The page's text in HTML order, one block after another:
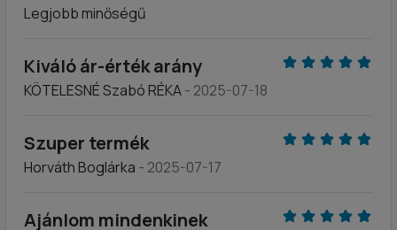
Legjobb minőségű
Kiváló ár-érték arány
KÖTELESNÉ Szabó RÉKA- 2025-07-18
Szuper termék
Horváth Boglárka - 2025-07-17
Ajánlom mindenkinek